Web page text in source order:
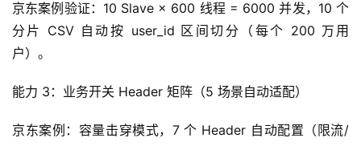
京东案例验证：10 Slave × 600 线程 = 6000 并发，10 个
分片 CSV 自动按 user_id 区间切分（每个 200 万用
户）。
能力 3：业务开关 Header 矩阵（5 场景自动适配）
京东案例：容量击穿模式，7 个 Header 自动配置（限流/